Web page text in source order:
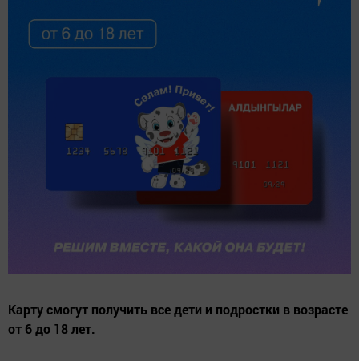
Карту смогут получить все дети и подростки в возрасте
от 6 до 18 лет.